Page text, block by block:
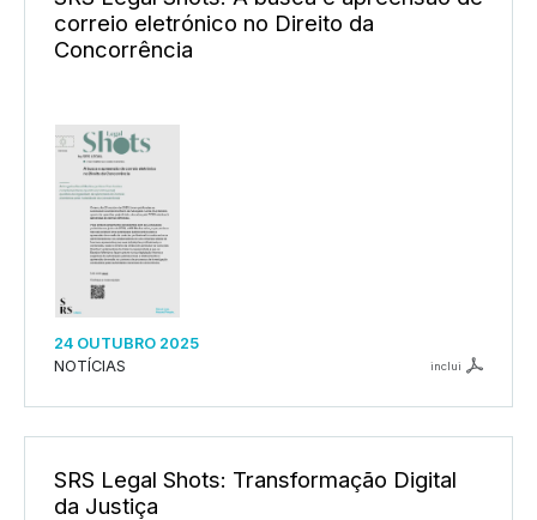
correio eletrónico no Direito da
Concorrência
24 OUTUBRO 2025
NOTÍCIAS
inclui
SRS Legal Shots: Transformação Digital
da Justiça